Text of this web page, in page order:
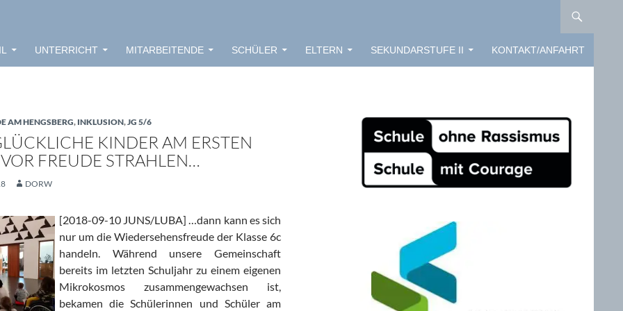
UNTERRICHT MITARBEITENDE SCHÜLER ELTERN SEKUNDARSTUFE II KONTAKT/ANFAHRT
AM HENGSBERG, INKLUSION,JG 5/6
KINDER AM ERSTEN
FREUDE STRAHLEN…
DORW
[2018-09-10 JUNS/LUBA] …dann kann es sich
nur um die Wiedersehensfreude der Klasse 6c
handeln. Während unsere Gemeinschaft
bereits im letzten Schuljahr zu einem eigenen
Mikrokosmos zusammengewachsen ist,
bekamen die Schülerinnen und Schüler am